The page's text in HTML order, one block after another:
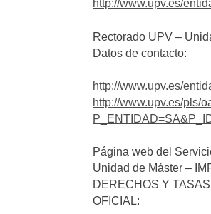
http://www.upv.es/
Rectorado UPV –
Datos de contacto:
http://www.upv.es/
http://www.upv.es/pls/
Página web del
Unidad de Máster –
DERECHOS Y
OFICIAL: